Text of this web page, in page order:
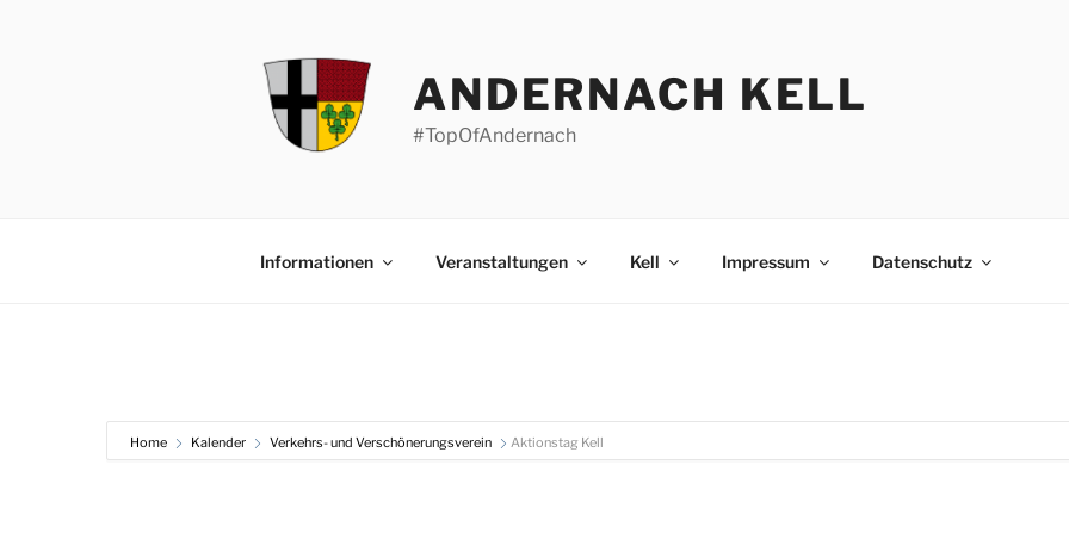
ANDERNACH KELL
#TopOfAndernach
Informationen Veranstaltungen Kell Impressum Datenschutz
Home Kalender Verkehrs- und Verschönerungsverein Aktionstag Kell